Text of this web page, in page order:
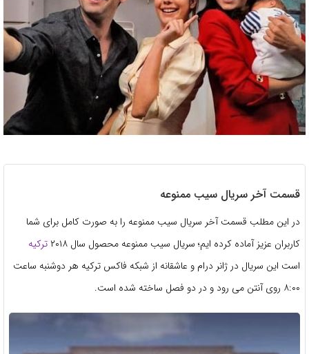
قسمت آخر سریال سیب ممنوعه
در این مطلب قسمت آخر سریال سیب ممنوعه را به صورت کامل برای شما
کاربران عزیز آماده کرده ایم؛ سریال سیب ممنوعه محصول سال ۲۰۱۸
ترکیه
است این سریال در ژانر درام و عاشقانه از شبکه فاکس ترکیه هر دوشنبه ساعت
۸:۰۰ روی آنتن می رود و در دو فصل ساخته شده است.